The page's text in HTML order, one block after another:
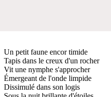
Un petit faune encor timide
Tapis dans le creux d'un rocher
Vit une nymphe s'approcher
Émergeant de l'onde limpide
Dissimulé dans son logis